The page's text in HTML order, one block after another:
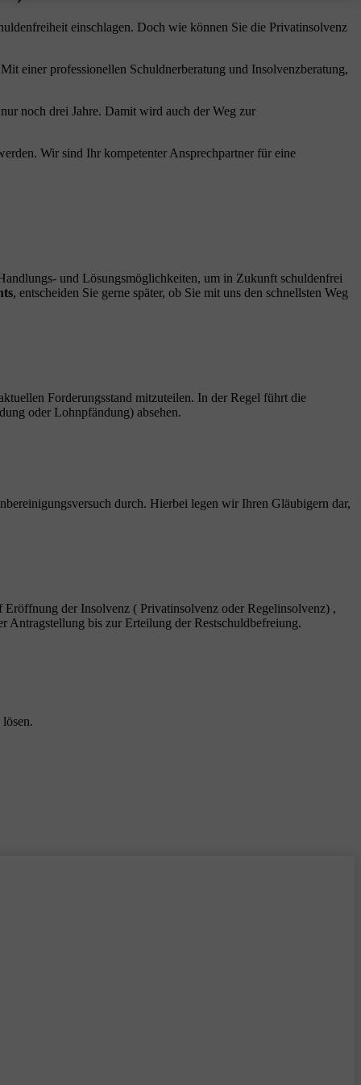
einschlagen. Doch wie können Sie die Privatinsolvenz
einer professionellen Schuldnerberatung und Insolvenzberatung,
noch drei Jahre. Damit wird auch der Weg zur
Wir sind Ihr kompetenter Ansprechpartner für eine
und Lösungsmöglichkeiten, um in Zukunft schuldenfrei
, entscheiden Sie gerne später, ob Sie mit uns den schnellsten Weg
Forderungsstand mitzuteilen. In der Regel führt die
oder Lohnpfändung) absehen.
durch. Hierbei legen wir Ihren Gläubigern dar,
der Insolvenz ( Privatinsolvenz oder Regelinsolvenz) ,
Antragstellung bis zur Erteilung der Restschuldbefreiung.